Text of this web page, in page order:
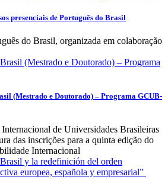
presenciais de Português do Brasil
do Brasil, organizada em colaboração
(Mestrado e Doutorado) – Programa
(Mestrado e Doutorado) – Programa GCUB-
de Universidades Brasileiras
das inscrições para a quinta edição do
Internacional
y la redefinición del orden
europea, española y empresarial”